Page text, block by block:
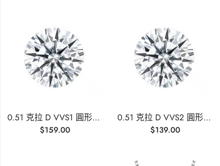
0.51 克拉 D VVS1 圓形切割實驗室培育鑽石
$159.00
0.51 克拉 D VVS2 圓形切割實驗室培育鑽石
$139.00